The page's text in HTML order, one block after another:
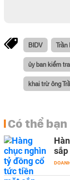
BIDV Trần
ủy ban kiểm
khai trừ ông
Có thể
sắp